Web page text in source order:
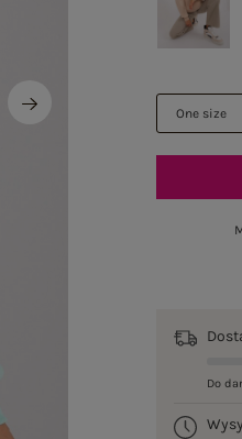
One size
Do